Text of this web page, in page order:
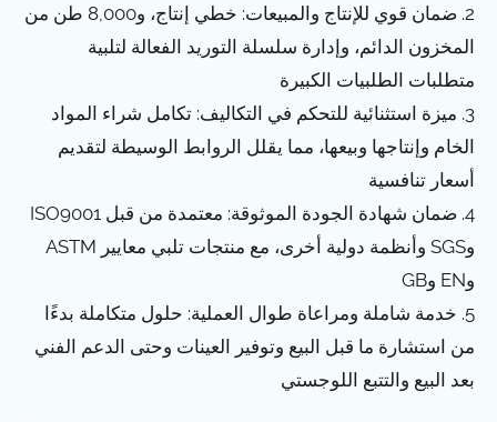
2. ضمان قوي للإنتاج والمبيعات: خطي إنتاج، و8,000 طن من
المخزون الدائم، وإدارة سلسلة التوريد الفعالة لتلبية
متطلبات الطلبيات الكبيرة
3. ميزة استثنائية للتحكم في التكاليف: تكامل شراء المواد
الخام وإنتاجها وبيعها، مما يقلل الروابط الوسيطة لتقديم
أسعار تنافسية
4. ضمان شهادة الجودة الموثوقة: معتمدة من قبل ISO9001
وSGS وأنظمة دولية أخرى، مع منتجات تلبي معايير ASTM
وEN وGB
5. خدمة شاملة ومراعاة طوال العملية: حلول متكاملة بدءًا
من استشارة ما قبل البيع وتوفير العينات وحتى الدعم الفني
بعد البيع والتتبع اللوجستي